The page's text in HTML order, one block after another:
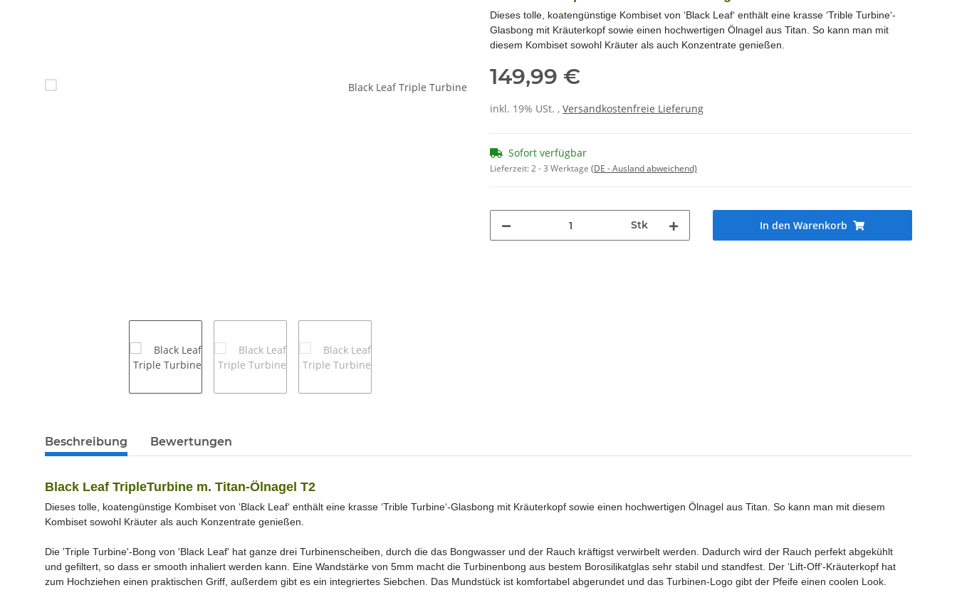
Dieses tolle, koatengünstige Kombiset von ‘Black Leaf‘ enthält eine krasse ‘Trible Turbine‘-
Glasbong mit Kräuterkopf sowie einen hochwertigen Ölnagel aus Titan. So kann man mit
diesem Kombiset sowohl Kräuter als auch Konzentrate genießen.
149,99 €
inkl. 19% USt. , Versandkostenfreie Lieferung
Sofort verfügbar
Lieferzeit:2 - 3 Werktage (DE - Ausland abweichend)
Stk In den Warenkorb
Beschreibung Bewertungen
Black Leaf TripleTurbine m. Titan-Ölnagel T2
Dieses tolle, koatengünstige Kombiset von ‘Black Leaf‘ enthält eine krasse ‘Trible Turbine‘-Glasbong mit Kräuterkopf sowie einen hochwertigen Ölnagel aus Titan. So kann man mit diesem
Kombiset sowohl Kräuter als auch Konzentrate genießen.
Die 'Triple Turbine'-Bong von 'Black Leaf' hat ganze drei Turbinenscheiben, durch die das Bongwasser und der Rauch kräftigst verwirbelt werden. Dadurch wird der Rauch perfekt abgekühlt
und gefiltert, so dass er smooth inhaliert werden kann. Eine Wandstärke von 5mm macht die Turbinenbong aus bestem Borosilikatglas sehr stabil und standfest. Der ‘Lift-Off‘-Kräuterkopf hat
zum Hochziehen einen praktischen Griff, außerdem gibt es ein integriertes Siebchen. Das Mundstück ist komfortabel abgerundet und das Turbinen-Logo gibt der Pfeife einen coolen Look.